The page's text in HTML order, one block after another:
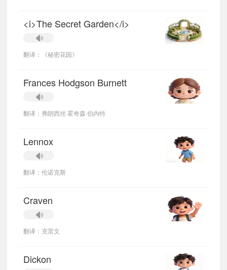
<i>The Secret Garden</i>
翻译：《秘密花园》
Frances Hodgson Burnett
翻译：弗朗西丝·霍奇森·伯内特
Lennox
翻译：伦诺克斯
Craven
翻译：克雷文
Dickon